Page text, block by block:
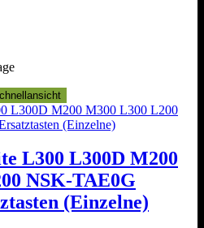
L300 L300D M200
NSK-TAE0G
(Einzelne)